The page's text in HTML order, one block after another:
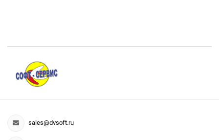
sales@dvsoft.ru